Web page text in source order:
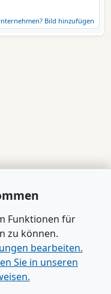
Bild hinzufügen
Funktionen für
zu können.
bearbeiten.
Sie in unseren